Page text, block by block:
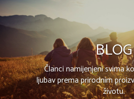
BLOG
Članci namijenjeni svima
ljubav prema prirodnim
životu.